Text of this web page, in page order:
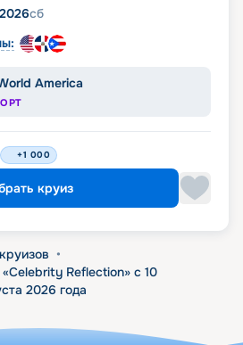
сб
America
+1 000
круиз
•
Reflection» с 10
2026 года